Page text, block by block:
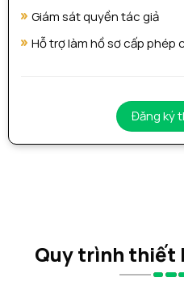
Giám sát quyền tác giả
Hỗ trợ làm hồ sơ cấp
Đăng ký
Quy trình thiết